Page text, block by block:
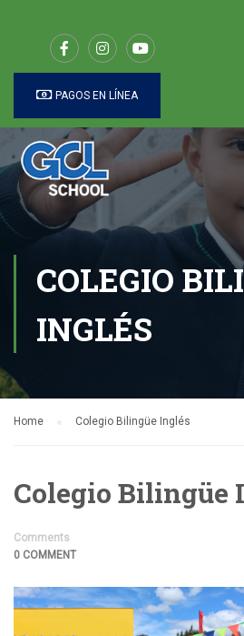
PAGOS EN LÍNEA
COLEGIO
INGLÉS
Home Colegio Bilingüe Inglés
Colegio Bilingüe
Comments
0 COMMENT